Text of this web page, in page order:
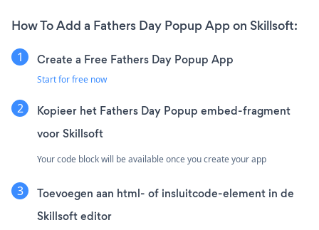
How To Add a Fathers Day Popup App on Skillsoft:
Create a Free Fathers Day Popup App
Start for free now
Kopieer het Fathers Day Popup embed-fragment
voor Skillsoft
Your code block will be available once you create your app
Toevoegen aan html- of insluitcode-element in de
Skillsoft editor